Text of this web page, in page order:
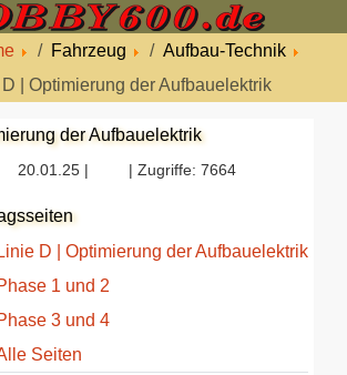
Fahrzeug
Aufbau-Technik
D | Optimierung der Aufbauelektrik
der Aufbauelektrik
20.01.25 | | Zugriffe: 7664
Linie D | Optimierung der Aufbauelektrik
1 und 2
3 und 4
Seiten